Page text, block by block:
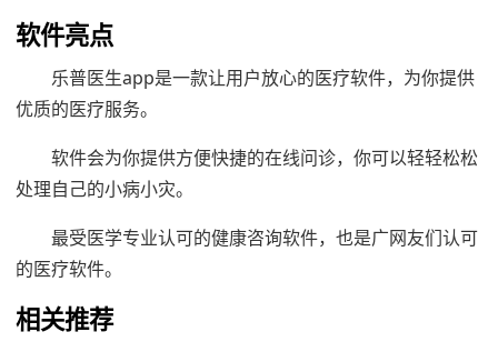
软件亮点
乐普医生app是一款让用户放心的医疗软件，为你提供
优质的医疗服务。
软件会为你提供方便快捷的在线问诊，你可以轻轻松松
处理自己的小病小灾。
最受医学专业认可的健康咨询软件，也是广网友们认可
的医疗软件。
相关推荐